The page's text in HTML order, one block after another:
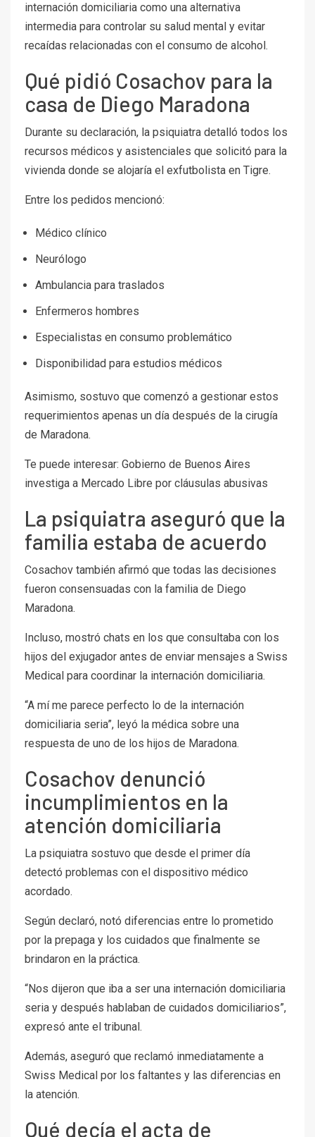
internación domiciliaria como una alternativa
intermedia para controlar su salud mental y evitar
recaídas relacionadas con el consumo de alcohol.
Qué pidió Cosachov para la
casa de Diego Maradona
Durante su declaración, la psiquiatra detalló todos los
recursos médicos y asistenciales que solicitó para la
vivienda donde se alojaría el exfutbolista en Tigre.
Entre los pedidos mencionó:
Médico clínico
Neurólogo
Ambulancia para traslados
Enfermeros hombres
Especialistas en consumo problemático
Disponibilidad para estudios médicos
Asimismo, sostuvo que comenzó a gestionar estos
requerimientos apenas un día después de la cirugía
de Maradona.
Te puede interesar: Gobierno de Buenos Aires
investiga a Mercado Libre por cláusulas abusivas
La psiquiatra aseguró que la
familia estaba de acuerdo
Cosachov también afirmó que todas las decisiones
fueron consensuadas con la familia de Diego
Maradona.
Incluso, mostró chats en los que consultaba con los
hijos del exjugador antes de enviar mensajes a Swiss
Medical para coordinar la internación domiciliaria.
“A mí me parece perfecto lo de la internación
domiciliaria seria”, leyó la médica sobre una
respuesta de uno de los hijos de Maradona.
Cosachov denunció
incumplimientos en la
atención domiciliaria
La psiquiatra sostuvo que desde el primer día
detectó problemas con el dispositivo médico
acordado.
Según declaró, notó diferencias entre lo prometido
por la prepaga y los cuidados que finalmente se
brindaron en la práctica.
“Nos dijeron que iba a ser una internación domiciliaria
seria y después hablaban de cuidados domiciliarios”,
expresó ante el tribunal.
Además, aseguró que reclamó inmediatamente a
Swiss Medical por los faltantes y las diferencias en
la atención.
Qué decía el acta de